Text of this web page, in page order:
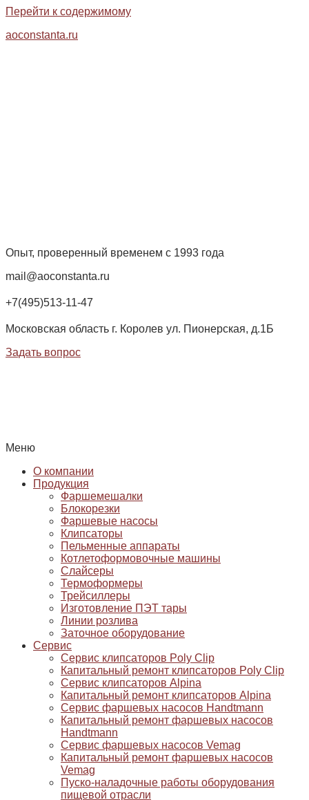
Перейти к содержимому
aoconstanta.ru
Опыт, проверенный временем с 1993 года
mail@aoconstanta.ru
+7(495)513-11-47
Московская область г. Королев ул. Пионерская, д.1Б
Задать вопрос
Меню
О компании
Продукция
Фаршемешалки
Блокорезки
Фаршевые насосы
Клипсаторы
Пельменные аппараты
Котлетоформовочные машины
Слайсеры
Термоформеры
Трейсиллеры
Изготовление ПЭТ тары
Линии розлива
Заточное оборудование
Сервис
Сервис клипсаторов Poly Clip
Капитальный ремонт клипсаторов Poly Clip
Сервис клипсаторов Alpina
Капитальный ремонт клипсаторов Alpina
Сервис фаршевых насосов Handtmann
Капитальный ремонт фаршевых насосов
Handtmann
Сервис фаршевых насосов Vemag
Капитальный ремонт фаршевых насосов
Vemag
Пуско-наладочные работы оборудования
пищевой отрасли